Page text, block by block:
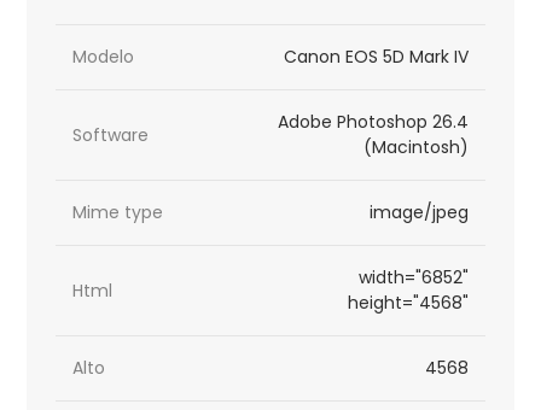
Modelo Canon EOS 5D Mark IV
Software
Adobe Photoshop 26.4
(Macintosh)
Mime type image/jpeg
Html
width="6852"
height="4568"
Alto 4568